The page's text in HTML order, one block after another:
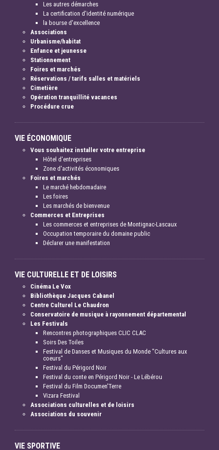
Les autres démarches
La certification d'identité numérique
la bourse d'excellence
Associations
Urbanisme/habitat
Enfance et jeunesse
Stationnement
Foires et marchés
Réservations / tarifs salles et matériels
Cimetière
Opération tranquillité vacances
Procédure crue
VIE ÉCONOMIQUE
Vous souhaitez installer votre entreprise
Hôtel d'entreprises
Zone d'activités économiques
Foires et marchés
Le marché hebdomadaire
Les foires
Les marchés de bienvenue
Commerces et Entreprises
Les commerces et entreprises de Montignac-Lascaux
Occupation temporaire du domaine public
Déclarer une manifestation
VIE CULTURELLE ET DE LOISIRS
Cinéma Le Vox
Bibliothèque Jacques Cabanel
Centre Culturel Le Chaudron
Conservatoire de musique à rayonnement départemental
Les Festivals
Rencontres photographiques CLIC CLAC
Soirs Des Toiles
Festival de Danses et Musiques du Monde "Cultures aux
coeurs"
Festival du Périgord Noir
Festival du conte en Périgord Noir - Le Lébérou
Festival du Film Documen'Terre
Vizara Festival
Associations culturelles et de loisirs
Associations du souvenir
VIE SPORTIVE